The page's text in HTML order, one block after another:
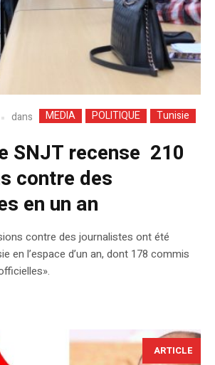
dans MEDIA POLITIQUE Tunisie
SNJT recense 210
contre des
en un an
contre des journalistes ont été
en l’espace d’un an, dont 178 commis
ARTICLE